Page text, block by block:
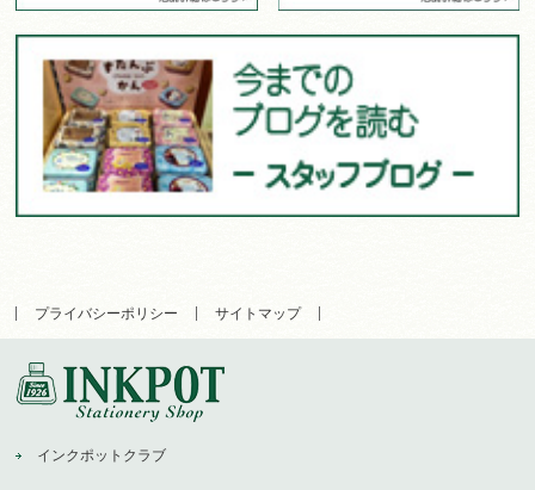
プライバシーポリシー サイトマップ
インクポットクラブ